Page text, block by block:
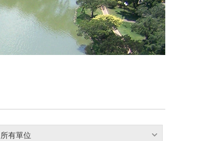
所有單位